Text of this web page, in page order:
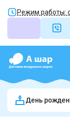
Режим работы:
День